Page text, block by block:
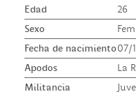
Edad
26
Sexo
Fecha de nacimiento07/
Apodos
La
Militancia